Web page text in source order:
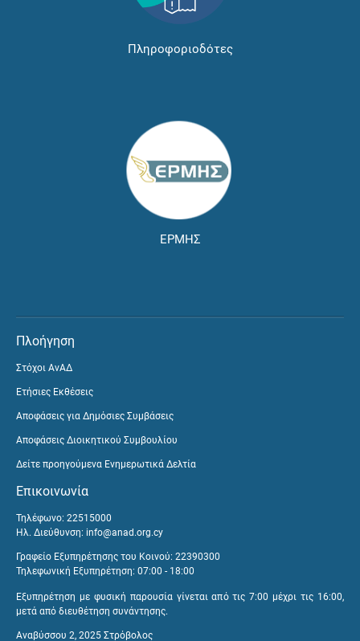
Πληροφοριοδότες
ΕΡΜΗΣ
Πλοήγηση
Στόχοι ΑνΑΔ
Ετήσιες Εκθέσεις
Αποφάσεις για Δημόσιες Συμβάσεις
Αποφάσεις Διοικητικού Συμβουλίου
Δείτε προηγούμενα Ενημερωτικά Δελτία
Επικοινωνία
Τηλέφωνο: 22515000
Ηλ. Διεύθυνση: info@anad.org.cy
Γραφείο Εξυπηρέτησης του Κοινού: 22390300
Τηλεφωνική Εξυπηρέτηση: 07:00 - 18:00
Εξυπηρέτηση με φυσική παρουσία γίνεται από τις 7:00 μέχρι τις 16:00,
μετά από διευθέτηση συνάντησης.
Αναβύσσου 2, 2025 Στρόβολος